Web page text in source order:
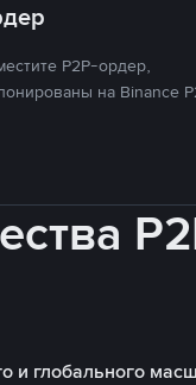
P2P-ордер,
на Binance
и глобального